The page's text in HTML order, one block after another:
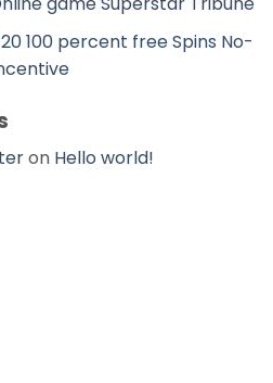
100 percent free Spins No-
on Hello world!